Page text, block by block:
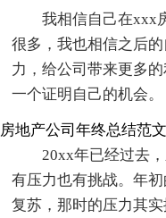
我相信自己在xxx
很多，我也相信之后
力，给公司带来更多
一个证明自己的机会。
房地产公司年终总结范
20xx年已经过去
有压力也有挑战。年
复苏，那时的压力其